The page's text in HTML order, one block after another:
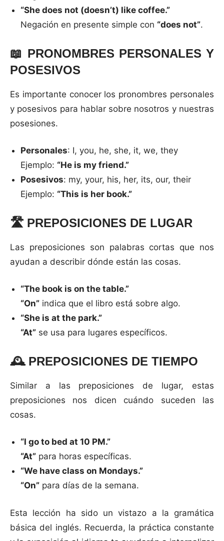
“She does not (doesn’t) like coffee.”
Negación en presente simple con “does not”.
📖 PRONOMBRES PERSONALES Y
POSESIVOS
Es importante conocer los pronombres personales
y posesivos para hablar sobre nosotros y nuestras
posesiones.
Personales: I, you, he, she, it, we, they
Ejemplo: “He is my friend.”
Posesivos: my, your, his, her, its, our, their
Ejemplo: “This is her book.”
🛣️ PREPOSICIONES DE LUGAR
Las preposiciones son palabras cortas que nos
ayudan a describir dónde están las cosas.
“The book is on the table.”
“On” indica que el libro está sobre algo.
“She is at the park.”
“At” se usa para lugares específicos.
🕰️ PREPOSICIONES DE TIEMPO
Similar a las preposiciones de lugar, estas
preposiciones nos dicen cuándo suceden las
cosas.
“I go to bed at 10 PM.”
“At” para horas específicas.
“We have class on Mondays.”
“On” para días de la semana.
Esta lección ha sido un vistazo a la gramática
básica del inglés. Recuerda, la práctica constante